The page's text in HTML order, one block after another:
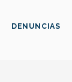
DENUNCIAS